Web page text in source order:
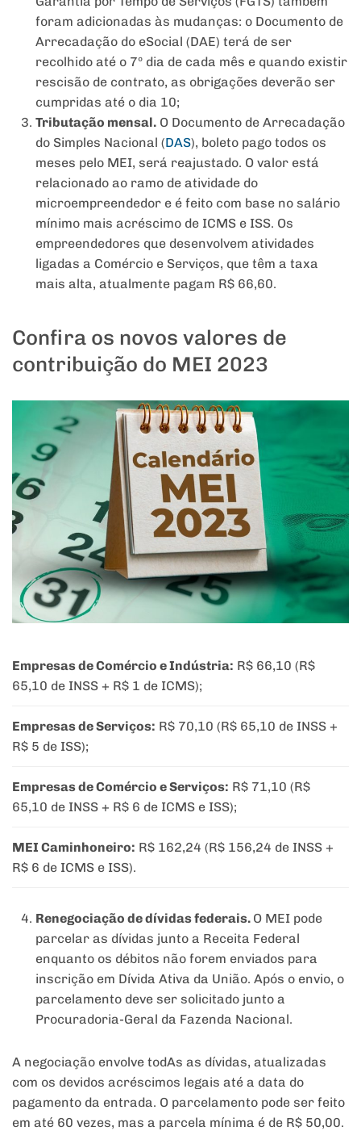
foram adicionadas às mudanças: o Documento de
Arrecadação do eSocial (DAE) terá de ser
recolhido até o 7º dia de cada mês e quando existir
rescisão de contrato, as obrigações deverão ser
cumpridas até o dia 10;
Tributação mensal.O Documento de Arrecadação
do Simples Nacional (DAS), boleto pago todos os
meses pelo MEI, será reajustado. O valor está
relacionado ao ramo de atividade do
microempreendedor e é feito com base no salário
mínimo mais acréscimo de ICMS e ISS. Os
empreendedores que desenvolvem atividades
ligadas a Comércio e Serviços, que têm a taxa
mais alta, atualmente pagam R$ 66,60.
Confira os novos valores de
contribuição do MEI 2023
Empresas de Comércio e Indústria: R$ 66,10 (R$
65,10 de INSS + R$ 1 de ICMS);
Empresas de Serviços: R$ 70,10 (R$ 65,10 de INSS +
R$ 5 de ISS);
Empresas de Comércio e Serviços: R$ 71,10 (R$
65,10 de INSS + R$ 6 de ICMS e ISS);
MEI Caminhoneiro: R$ 162,24 (R$ 156,24 de INSS +
R$ 6 de ICMS e ISS).
Renegociação de dívidas federais. O MEI pode
parcelar as dívidas junto a Receita Federal
enquanto os débitos não forem enviados para
inscrição em Dívida Ativa da União. Após o envio, o
parcelamento deve ser solicitado junto a
Procuradoria-Geral da Fazenda Nacional.
A negociação envolve todAs as dívidas, atualizadas
com os devidos acréscimos legais até a data do
pagamento da entrada. O parcelamento pode ser feito
em até 60 vezes, mas a parcela mínima é de R$ 50,00.